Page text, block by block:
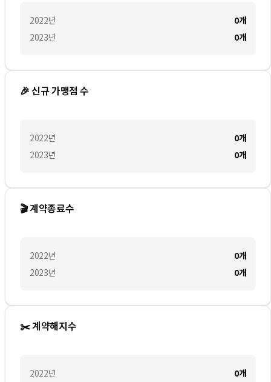
2022년
2023년
0개
0개
🎉 신규 가맹점 수
2022년
2023년
0개
0개
🎬 계약종료수
2022년
2023년
0개
0개
✂️ 계약해지수
2022년
0개